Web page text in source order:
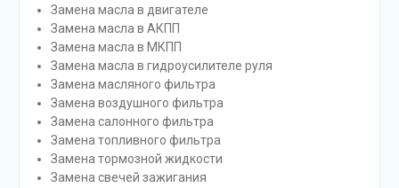
Замена масла в двигателе
Замена масла в АКПП
Замена масла в МКПП
Замена масла в гидроусилителе руля
Замена масляного фильтра
Замена воздушного фильтра
Замена салонного фильтра
Замена топливного фильтра
Замена тормозной жидкости
Замена свечей зажигания